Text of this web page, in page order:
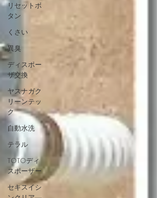
リセットボ
タン
くさい
異臭
ディスポー
ザ交換
ヤスナガク
リーンテッ
ク
自動水洗
テラル
TOTOディ
スポーザー
セキスイシ